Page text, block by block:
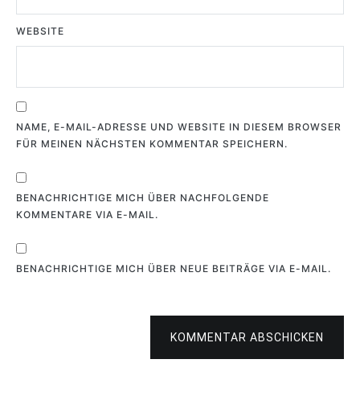
WEBSITE
NAME, E-MAIL-ADRESSE UND WEBSITE IN DIESEM BROWSER
FÜR MEINEN NÄCHSTEN KOMMENTAR SPEICHERN.
BENACHRICHTIGE MICH ÜBER NACHFOLGENDE
KOMMENTARE VIA E-MAIL.
BENACHRICHTIGE MICH ÜBER NEUE BEITRÄGE VIA E-MAIL.
KOMMENTAR ABSCHICKEN